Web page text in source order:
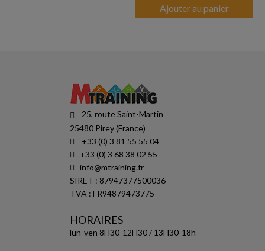
Ajouter au panier
25, route Saint-Martin
25480 Pirey (France)
+33 (0) 3 81 55 55 04
+33 (0) 3 68 38 02 55
info@mtraining.fr
SIRET : 87947377500036
TVA : FR94879473775
HORAIRES
lun-ven 8H30-12H30 / 13H30-18h